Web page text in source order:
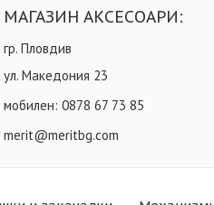
МАГАЗИН АКСЕСОАРИ:
гр. Пловдив
ул. Македония 23
мобилен: 0878 67 73 85
merit@meritbg.com